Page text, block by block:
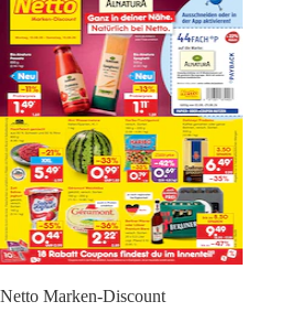
Netto Marken-Discount